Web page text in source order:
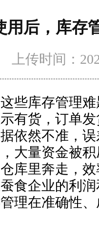
用后，库存
上传时间：
些库存管理
有货，订单
依然不准，
大量资金被
库里奔走，
食企业的利
理在准确性